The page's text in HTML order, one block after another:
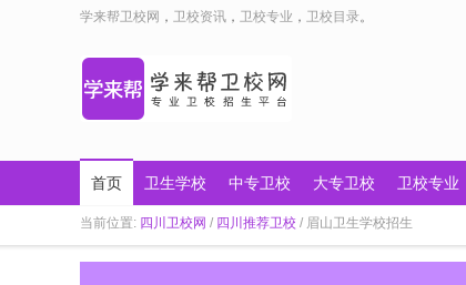
学来帮卫校网 ， 卫校资讯 ， 卫校专业 ， 卫校目录。
首页 卫生学校 中专卫校 大专卫校 卫校专业
当前位置: 四川卫校网 / 四川推荐卫校 / 眉山卫生学校招生